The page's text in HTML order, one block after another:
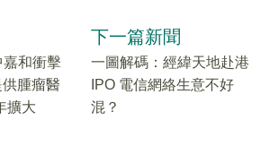
嘉和衝擊
腫瘤醫
擴大
下一篇新聞
一圖解碼：經緯天地赴港
IPO 電信網絡生意不好
混？